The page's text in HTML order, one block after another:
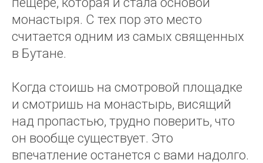
монастыря. С тех пор это место
считается одним из самых священных
в Бутане.
Когда стоишь на смотровой площадке
и смотришь на монастырь, висящий
над пропастью, трудно поверить, что
он вообще существует. Это
впечатление останется с вами надолго.